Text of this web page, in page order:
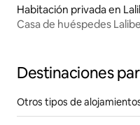
Habitación privada en
Casa de huéspedes
Destinaciones
Otros tipos de